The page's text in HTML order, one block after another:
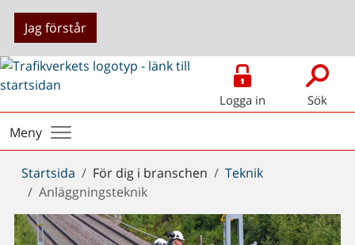
Jag förstår
Logga in Sök
Meny
Du
är
här:
Startsida För dig i branschen
Teknik
Anläggningsteknik